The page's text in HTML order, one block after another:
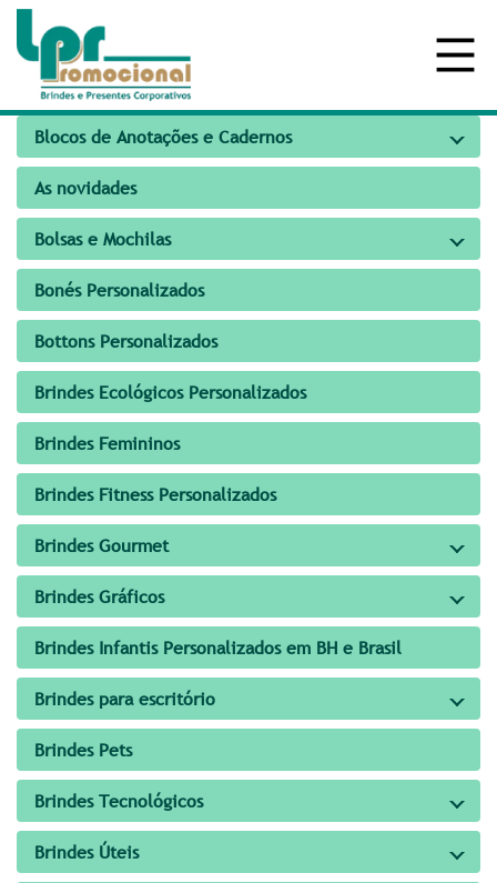
Blocos de Anotações e Cadernos
As novidades
Bolsas e Mochilas
Bonés Personalizados
Bottons Personalizados
Brindes Ecológicos Personalizados
Brindes Femininos
Brindes Fitness Personalizados
Brindes Gourmet
Brindes Gráficos
Brindes Infantis Personalizados em BH e Brasil
Brindes para escritório
Brindes Pets
Brindes Tecnológicos
Brindes Úteis